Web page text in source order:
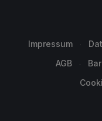
Impressum
AGB